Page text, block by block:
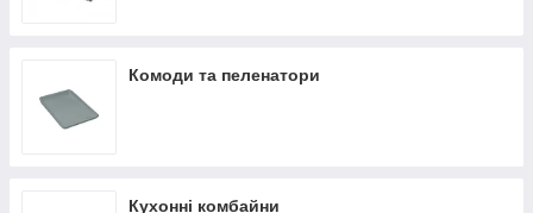
Комоди та пеленатори
Кухонні комбайни